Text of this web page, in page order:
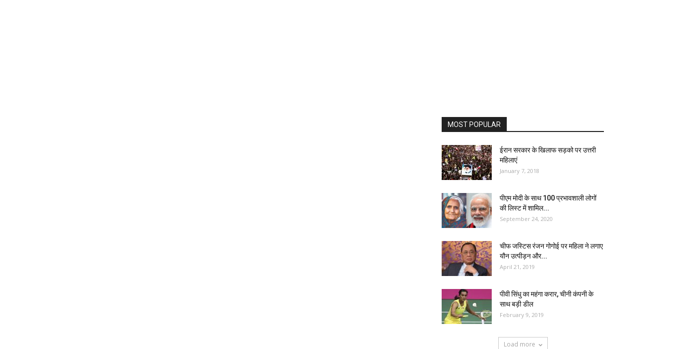
MOST POPULAR
ईरान सरकार के खिलाफ सड़को पर उत्तरी
महिलाएं
January 7, 2018
पीएम मोदी के साथ 100 प्रभावशाली लोगों
की लिस्ट में शामिल...
September 24, 2020
चीफ जस्टिस रंजन गोगोई पर महिला ने लगाए
यौन उत्पीड़न और...
April 21, 2019
पीवी सिंधु का महंगा करार, चीनी कंपनी के
साथ बड़ी डील
February 9, 2019
Load more